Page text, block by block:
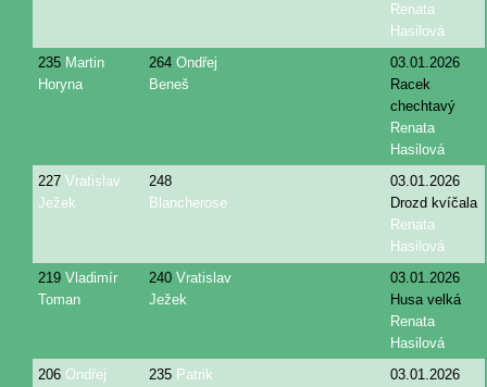
Renata
Hasilová
235 Martin
Horyna
264 Ondřej
Beneš
03.01.2026
Racek
chechtavý
Renata
Hasilová
227 Vratislav
Ježek
248
Blancherose
03.01.2026
Drozd kvíčala
Renata
Hasilová
219 Vladimír
Toman
240 Vratislav
Ježek
03.01.2026
Husa velká
Renata
Hasilová
206 Ondřej
235 Patrik
03.01.2026